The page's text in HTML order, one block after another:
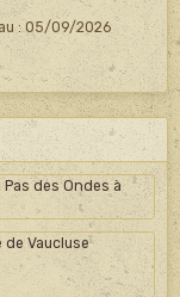
: 05/09/2026